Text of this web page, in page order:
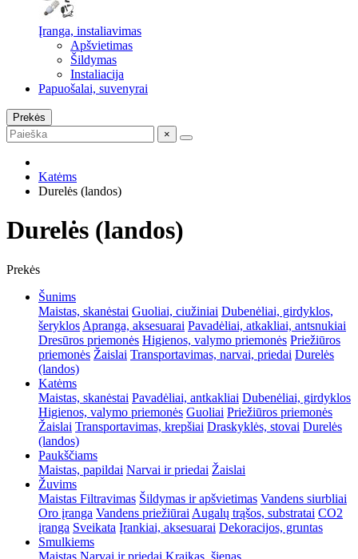
Įranga, instaliavimas
Apšvietimas
Šildymas
Instaliacija
Papuošalai, suvenyrai
Prekės
×
Katėms
Durelės (landos)
Durelės (landos)
Prekės
Šunims
Maistas, skanėstai Guoliai, ciužiniai Dubenėliai, girdyklos,
šeryklos Apranga, aksesuarai Pavadėliai, atkakliai, antsnukiai
Dresūros priemonės Higienos, valymo priemonės Priežiūros
priemonės Žaislai Transportavimas, narvai, priedai Durelės
(landos)
Katėms
Maistas, skanėstai Pavadėliai, antkakliai Dubenėliai, girdyklos
Higienos, valymo priemonės Guoliai Priežiūros priemonės
Žaislai Transportavimas, krepšiai Draskyklės, stovai Durelės
(landos)
Paukščiams
Maistas, papildai Narvai ir priedai Žaislai
Žuvims
Maistas Filtravimas Šildymas ir apšvietimas Vandens siurbliai
Oro įranga Vandens priežiūrai Augalų trąšos, substratai CO2
įranga Sveikata Įrankiai, aksesuarai Dekoracijos, gruntas
Smulkiems
Maistas Narvai ir priedai Kraikas, šienas